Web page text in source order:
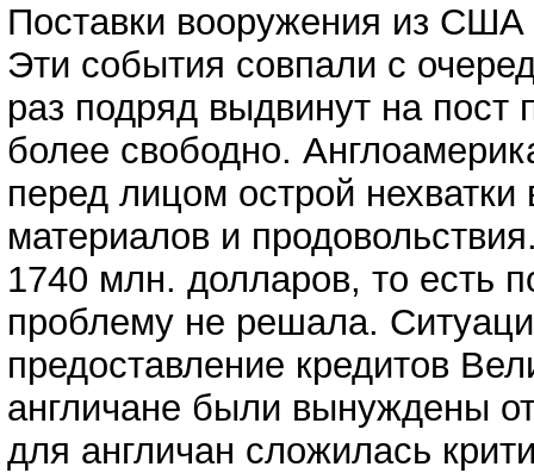
Поставки вооружения из США
Эти события совпали с
раз подряд выдвинут на пост
более свободно.
перед лицом острой
материалов и
1740 млн. долларов, то есть
проблему не решала.
предоставление кредитов
англичане были вынуждены
для англичан сложилась